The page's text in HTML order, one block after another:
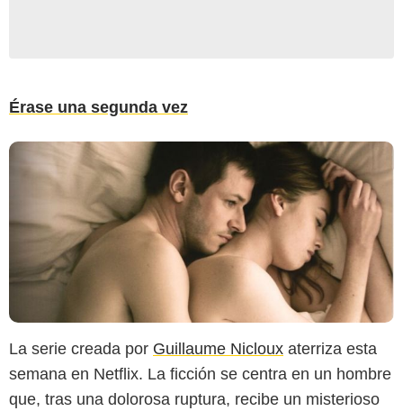
Érase una segunda vez
La serie creada por Guillaume Nicloux aterriza esta
semana en Netflix. La ficción se centra en un hombre
que, tras una dolorosa ruptura, recibe un misterioso